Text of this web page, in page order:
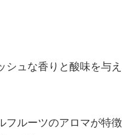
ュな香りと酸味を与え
フルーツのアロマが特徴